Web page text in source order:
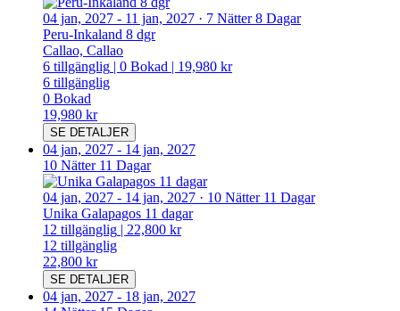
04 jan, 2027 - 11 jan, 2027 · 7 Nätter 8 Dagar
Peru-Inkaland 8 dgr
Callao, Callao
6 tillgänglig | 0 Bokad | 19,980 kr
6 tillgänglig
0 Bokad
19,980 kr
SE DETALJER
04 jan, 2027 - 14 jan, 2027
10 Nätter 11 Dagar
04 jan, 2027 - 14 jan, 2027 · 10 Nätter 11 Dagar
Unika Galapagos 11 dagar
12 tillgänglig | 22,800 kr
12 tillgänglig
22,800 kr
SE DETALJER
04 jan, 2027 - 18 jan, 2027